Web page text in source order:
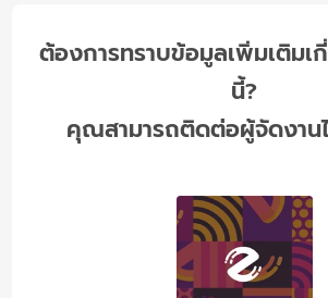
ต้องการทราบข้อมูลเพิ่มเติมเ
นี้?
คุณสามารถติดต่อผู้จัดงาน